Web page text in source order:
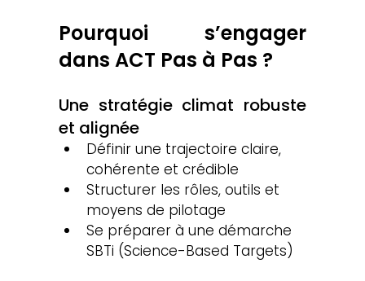
Pourquoi s’engager
dans ACT Pas à Pas ?
Une stratégie climat robuste
et alignée
Définir une trajectoire claire,
cohérente et crédible
Structurer les rôles, outils et
moyens de pilotage
Se préparer à une démarche
SBTi (Science-Based Targets)